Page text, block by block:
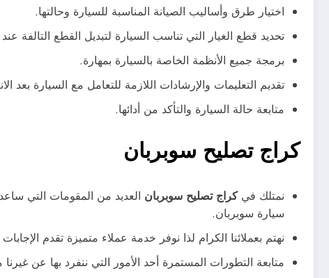
اختيار طرق وأساليب الصيانة المناسبة للسيارة وحالتها.
تحديد قطع الغيار التي تناسب السيارة لتبديل القطع التالفة
برمجة جميع الأنظمة الخاصة بالسيارة بمهارة.
تقديم التعليمات والإرشادات اللازمة للتعامل مع السيارة بعد
متابعة حالة السيارة والتأكد من أدائها.
كراج تصليح سوبربان
نمتلك فيكراج تصليح سوبربان العديد من المقومات التي
سيارة سوبربان.
نهتم بعملائنا الكرام لذا نوفر خدمة عملاء متميزة تقدم
متابعة التطورات المستمرة أحد الأمور التي ننفرد بها عن